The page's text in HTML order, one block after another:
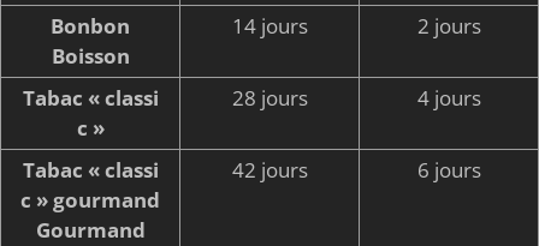
Bonbon
Boisson
14 jours 2 jours
Tabac « classi
c »
28 jours 4 jours
Tabac « classi
c » gourmand
Gourmand
42 jours 6 jours